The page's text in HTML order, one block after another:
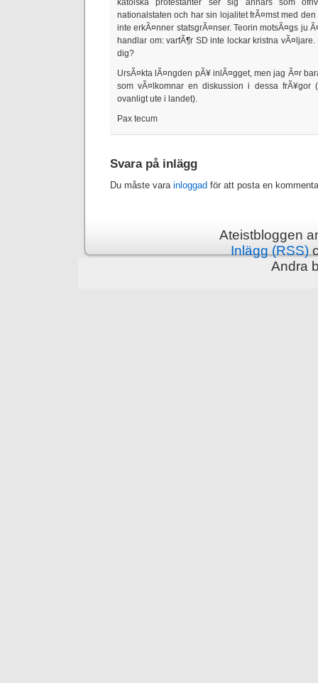
katolska protestanter ser sig annars som
nationalstaten och har sin lojalitet frÃ¤mst med
inte erkÃ¤nner statsgrÃ¤nser. Teorin motsÃ¤gs ju
handlar om: varfÃ¶r SD inte lockar kristna
dig?
UrsÃ¤kta lÃ¤ngden pÃ¥ inlÃ¤gget, men jag Ã¤r
som vÃ¤lkomnar en diskussion i dessa frÃ¥gor
ovanligt ute i landet).
Pax tecum
Svara på inlägg
Du måste vara inloggad för att posta en
Ateistbloggen
Inlägg (RSS)
Andra